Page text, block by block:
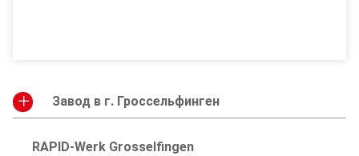
Завод в г. Гроссельфинген
RAPID-Werk Grosselfingen